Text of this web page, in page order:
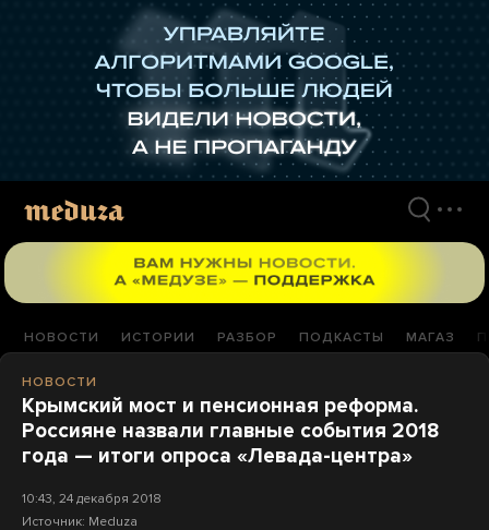
НОВОСТИ ИСТОРИИ РАЗБОР ПОДКАСТЫ МАГАЗ
НОВОСТИ
Крымский мост и пенсионная реформа.
Россияне назвали главные события 2018
года — итоги опроса «Левада-центра»
10:43, 24 декабря 2018
Источник: Meduza